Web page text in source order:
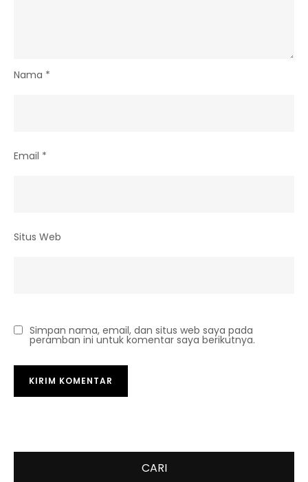
Nama *
Email *
Situs Web
Simpan nama, email, dan situs web saya pada
peramban ini untuk komentar saya berikutnya.
CARI